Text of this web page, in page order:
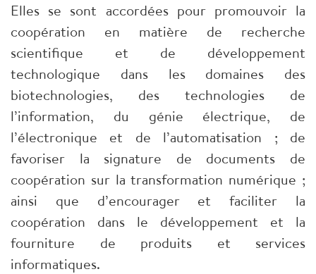
Elles se sont accordées pour promouvoir la
coopération en matière de recherche
scientifique et de développement
technologique dans les domaines des
biotechnologies, des technologies de
l’information, du génie électrique, de
l’électronique et de l’automatisation ; de
favoriser la signature de documents de
coopération sur la transformation numérique ;
ainsi que d’encourager et faciliter la
coopération dans le développement et la
fourniture de produits et services
informatiques.